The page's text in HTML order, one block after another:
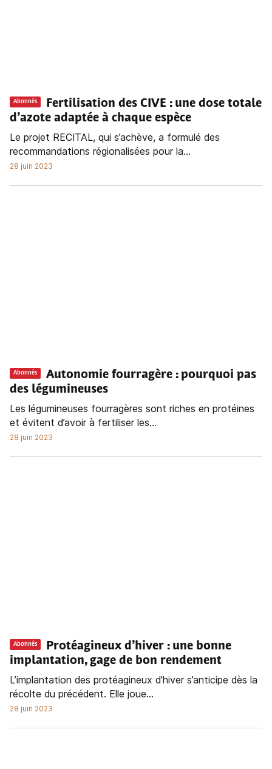
Abonnés
Fertilisation des CIVE : une dose totale
d’azote adaptée à chaque espèce
Le projet RECITAL, qui s’achève, a formulé des
recommandations régionalisées pour la...
28 juin 2023
Abonnés
Autonomie fourragère : pourquoi pas
des légumineuses
Les légumineuses fourragères sont riches en protéines
et évitent d’avoir à fertiliser les...
28 juin 2023
Abonnés
Protéagineux d’hiver : une bonne
implantation, gage de bon rendement
L’implantation des protéagineux d’hiver s’anticipe dès la
récolte du précédent. Elle joue...
28 juin 2023